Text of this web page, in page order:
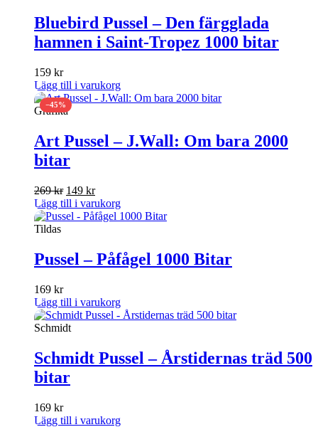
Bluebird Pussel – Den färgglada
hamnen i Saint-Tropez 1000 bitar
159 kr
Lägg till i varukorg
−45%
Grafika
Art Pussel – J.Wall: Om bara 2000
bitar
269kr Det
ursprungliga
priset
149 krDet
nuvarande
priset
Lägg till i varukorg
Tildas
Pussel – Påfågel 1000 Bitar
169 kr
Lägg till i varukorg
Schmidt
Schmidt Pussel – Årstidernas träd 500
bitar
169 kr
Lägg till i varukorg